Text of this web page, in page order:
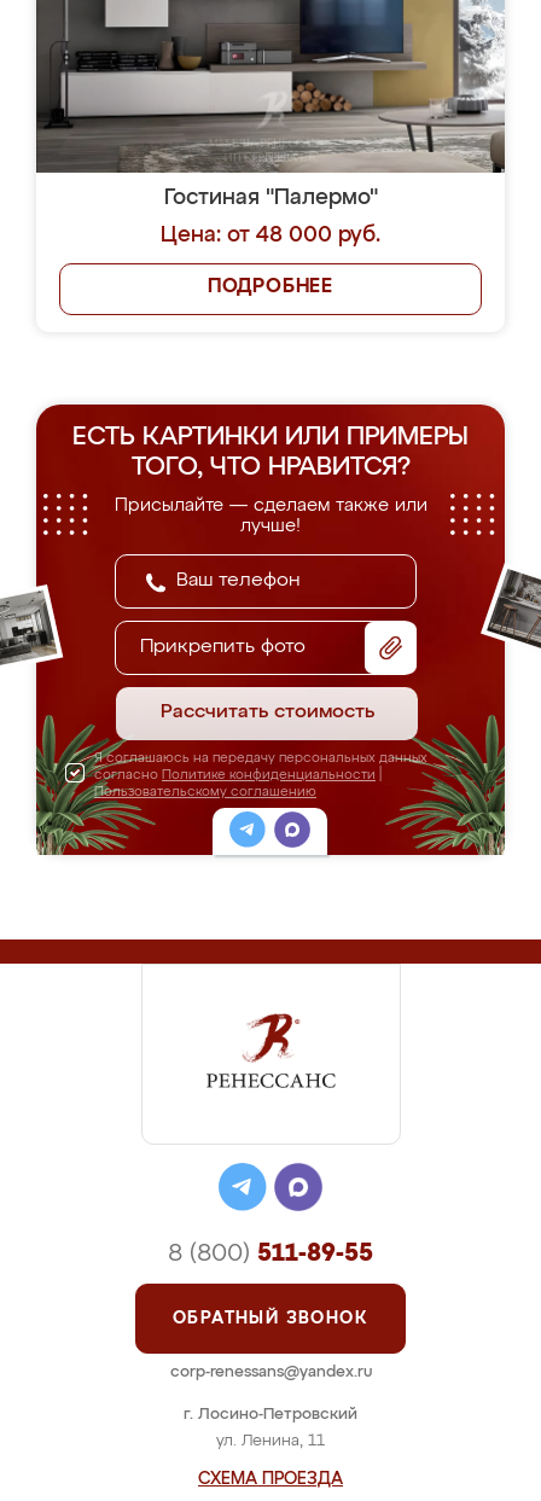
Гостиная "Палермо"
Цена: от 48 000 руб.
ПОДРОБНЕЕ
ЕСТЬ КАРТИНКИ ИЛИ ПРИМЕРЫ
ТОГО, ЧТО НРАВИТСЯ?
Присылайте — сделаем также или
лучше!
Прикрепить фото
Рассчитать стоимость
Я соглашаюсь на передачу персональных данных
согласно Политике конфиденциальности
Пользовательскому соглашению
г. Лосино-Петровский
ул. Ленина, 11
СХЕМА ПРОЕЗДА
8 (800) 511-89-55
ОБРАТНЫЙ ЗВОНОК
corp-renessans@yandex.ru